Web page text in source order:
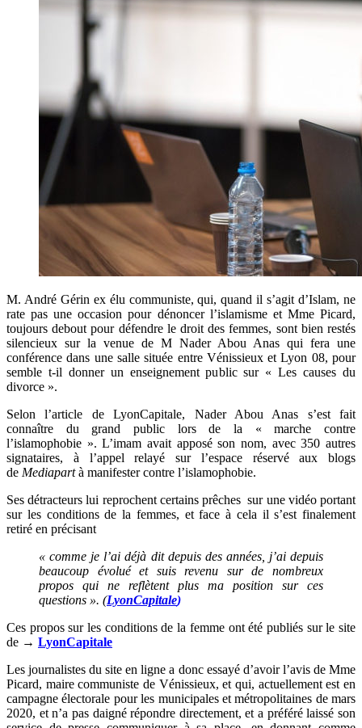
M. André Gérin ex élu communiste, qui, quand il s’agit d’Islam, ne
rate pas une occasion pour dénoncer l’islamisme et Mme Picard,
toujours debout pour défendre le droit des femmes, sont bien restés
silencieux sur la venue de M Nader Abou Anas qui fera une
conférence dans une salle située entre Vénissieux et Lyon 08, pour
semble t-il donner un enseignement public sur « Les causes du
divorce ».
Selon l’article de LyonCapitale, Nader Abou Anas s’est fait
connaître du grand public lors de la « marche contre
l’islamophobie ». L’imam avait apposé son nom, avec 350 autres
signataires, à l’appel relayé sur l’espace réservé aux blogs
de Mediapartà manifester contre l’islamophobie.
Ses détracteurs lui reprochent certains prêches sur une vidéo portant
sur les conditions de la femmes, et face à cela il s’est finalement
retiré en précisant
« comme je l’ai déjà dit depuis des années, j’ai depuis
beaucoup évolué et suis revenu sur de nombreux
propos qui ne reflètent plus ma position sur ces
questions ». (LyonCapitale)
Ces propos sur les conditions de la femme ont été publiés sur le site
de → LyonCapitale
Les journalistes du site en ligne a donc essayé d’avoir l’avis de Mme
Picard, maire communiste de Vénissieux, et qui, actuellement est en
campagne électorale pour les municipales et métropolitaines de mars
2020, et n’a pas daigné répondre directement, et a préféré laissé son